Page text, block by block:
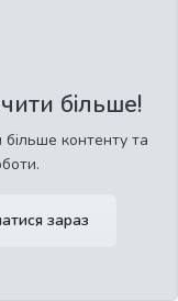
більше!
контенту та
зараз